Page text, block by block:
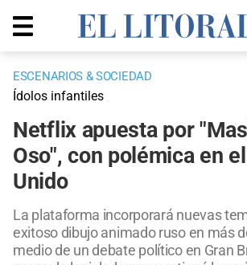
ESCENARIOS & SOCIEDAD
Ídolos infantiles
Netflix apuesta por
Oso", con polémica en
Unido
La plataforma incorporará nuevas
exitoso dibujo animado ruso en más
medio de un debate político en Gran